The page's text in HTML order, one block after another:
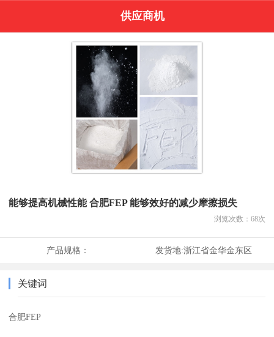
供应商机
能够提高机械性能 合肥FEP 能够效好的减少摩擦损失
浏览次数： 68次
产品规格： 发货地:浙江省金华金东区
关键词
合肥FEP